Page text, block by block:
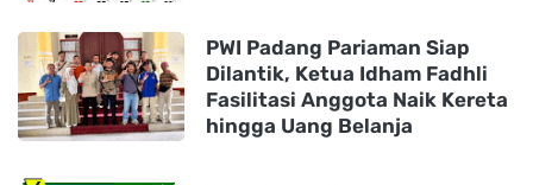
PWI Padang Pariaman Siap
Dilantik, Ketua Idham Fadhli
Fasilitasi Anggota Naik Kereta
hingga Uang Belanja